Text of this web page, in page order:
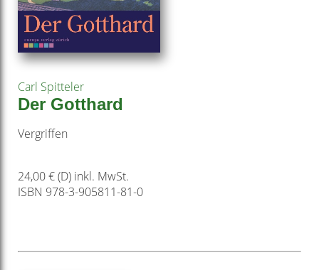
Carl Spitteler
Der Gotthard
Vergriffen
24,00 € (D) inkl. MwSt.
ISBN 978-3-905811-81-0